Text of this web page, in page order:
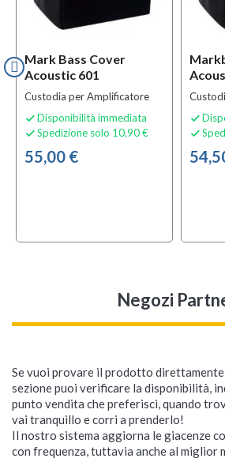
Mark Bass Cover
Acoustic 601
Custodia per Amplificatore
 Disponibilità immediata
 Spedizione solo 10,90 €
55,00 €


Markbass Cover 104HF
Custodia per Amplificatore
500
Mark Bass Cover
Standard 104 HR
Custodia per Amplificatore
XL
Markbass Amp Frame
500
Testata a Transistor
Mark Bass Markworld
Bag XS
Custodia per Amplificatore
Mark Bass CMD 151P
IV
8
Negozi
Se vuoi provare il prodotto
sezione puoi verificare la disponibilità,
punto vendita che preferisci, quando
vai tranquillo e corri a prenderlo!
Il nostro sistema aggiorna le giacenze
con frequenza, tuttavia anche al miglior